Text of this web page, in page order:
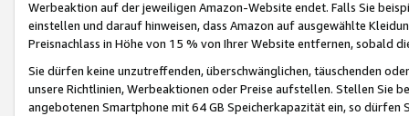
Werbeaktion auf der jeweiligen Amazon-Website endet. Falls Sie
einstellen und darauf hinweisen, dass Amazon auf ausgewählte
Preisnachlass in Höhe von 15 % von Ihrer Website entfernen, sobald
Sie dürfen keine unzutreffenden, überschwänglichen, täuschenden
unsere Richtlinien, Werbeaktionen oder Preise aufstellen. Stellen Sie
angebotenen Smartphone mit 64 GB Speicherkapazität ein, so dürfen